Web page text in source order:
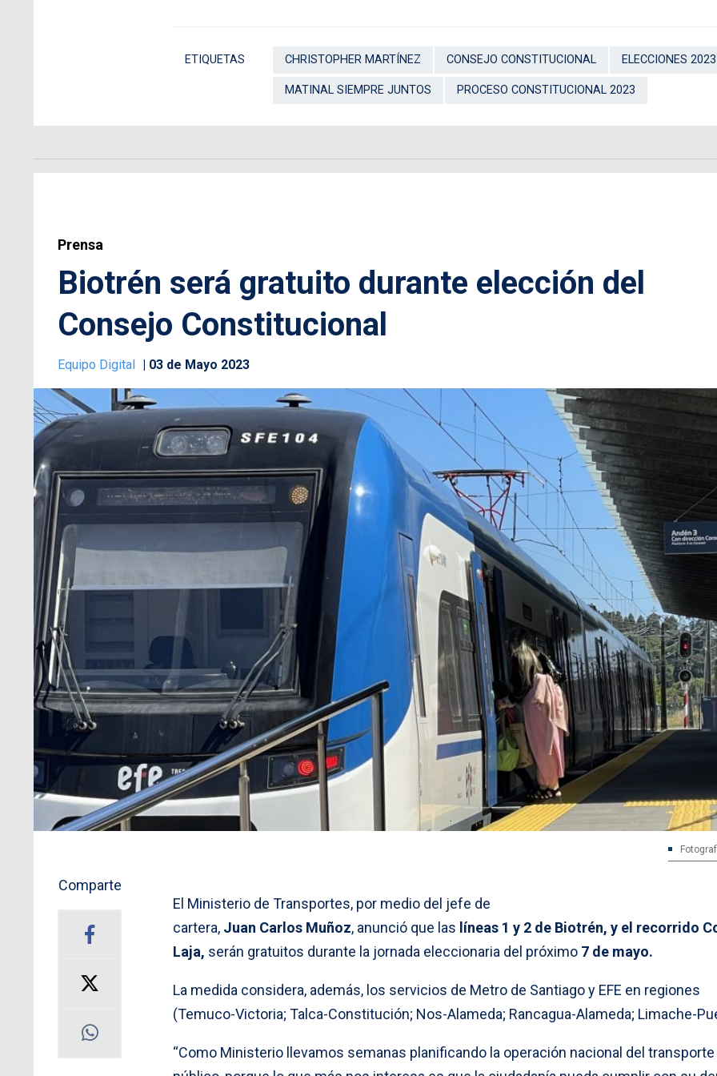
ETIQUETAS CHRISTOPHER MARTÍNEZ CONSEJO CONSTITUCIONAL ELECCIONES 2023
MATINAL SIEMPRE JUNTOS PROCESO CONSTITUCIONAL 2023
Prensa
Biotrén será gratuito durante elección del
Consejo Constitucional
Equipo Digital 03 de Mayo 2023
Comparte
El Ministerio de Transportes, por medio del jefe de
cartera, Juan Carlos Muñoz, anunció que las líneas 1 y 2 de Biotrén, y el recorrido
Laja, serán gratuitos durante la jornada eleccionaria del próximo 7 de mayo.
La medida considera, además, los servicios de Metro de Santiago y EFE en regiones
(Temuco-Victoria; Talca-Constitución; Nos-Alameda; Rancagua-Alameda; Limache-
“Como Ministerio llevamos semanas planificando la operación nacional del transporte